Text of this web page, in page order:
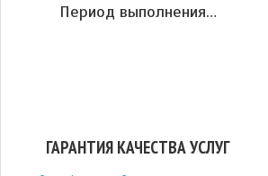
Период выполнения…
ГАРАНТИЯ КАЧЕСТВА УСЛУГ